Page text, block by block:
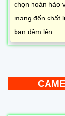
chọn hoàn hảo
mang đến chất
ban đêm lên...